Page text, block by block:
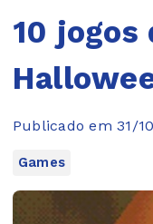
10
Publicado em 31/
Games